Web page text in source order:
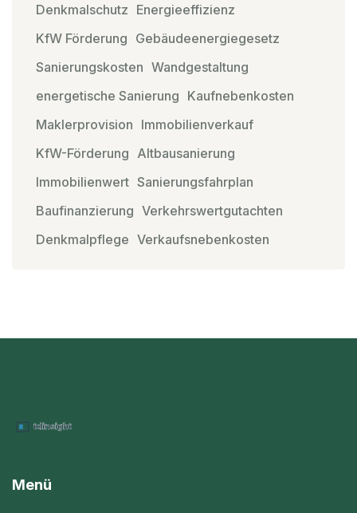
Denkmalschutz Energieeffizienz
KfW Förderung Gebäudeenergiegesetz
Sanierungskosten Wandgestaltung
energetische Sanierung Kaufnebenkosten
Maklerprovision Immobilienverkauf
KfW-Förderung Altbausanierung
Immobilienwert Sanierungsfahrplan
Baufinanzierung Verkehrswertgutachten
Denkmalpflege Verkaufsnebenkosten
Menü